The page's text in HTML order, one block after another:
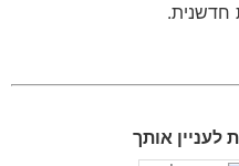
חדשנית.
לעניין אותך